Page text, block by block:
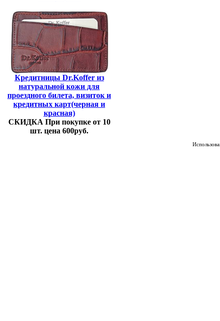
Кредитницы Dr.Koffer из
натуральной кожи для
проездного билета, визиток и
кредитных карт(черная и
красная)
СКИДКА При покупке от 10
шт. цена 600руб.